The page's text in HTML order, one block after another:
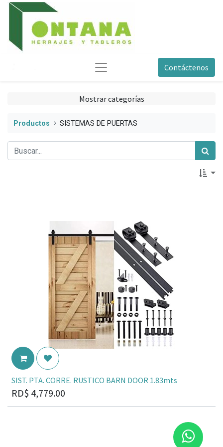
Contáctenos
Mostrar categorías
Productos SISTEMAS DE PUERTAS
SIST. PTA. CORRE. RUSTICO BARN DOOR 1.83mts
RD$ 4,779.00